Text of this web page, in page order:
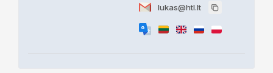
lukas@htl.lt